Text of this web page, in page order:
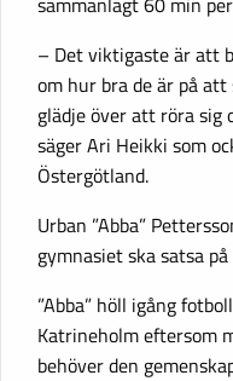
– Det viktigaste är att
om hur bra de är på
glädje över att röra sig
säger Ari Heikki som
Östergötland.
Urban ”Abba”
gymnasiet ska satsa
”Abba” höll igång
Katrineholm eftersom
behöver den